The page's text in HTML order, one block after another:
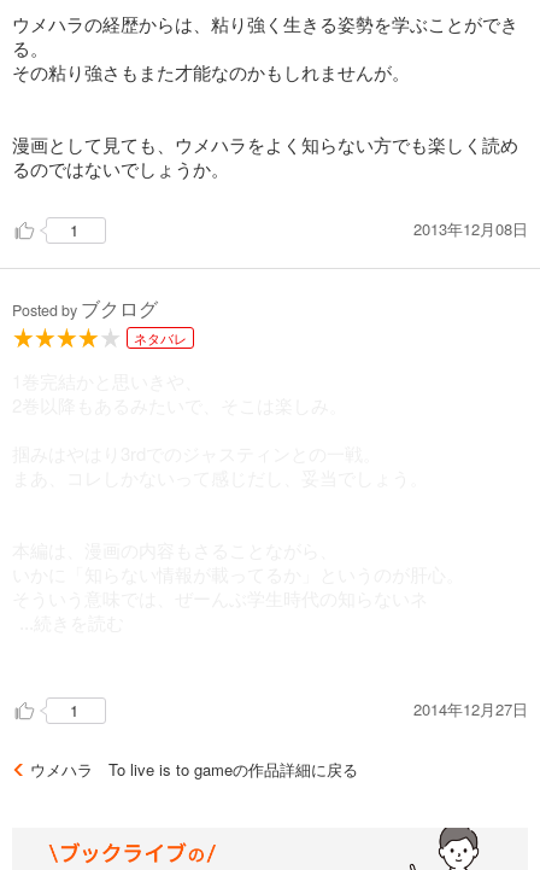
ウメハラの経歴からは、粘り強く生きる姿勢を学ぶことができ
る。
その粘り強さもまた才能なのかもしれませんが。
漫画として見ても、ウメハラをよく知らない方でも楽しく読め
るのではないでしょうか。
1 2013年12月08日
Posted by ブクログ
ネタバレ
ただ、時系列が前後したりしてイマイチ分かりにくい。
ダッシュの大会載ってるメストの頃にゲーセンでＸ？とか
思ったけど、良く見るとバックが黒で
分かるけど、分かりにくいよコレ。
1 2014年12月27日
ウメハラ To live is to gameの作品詳細に戻る